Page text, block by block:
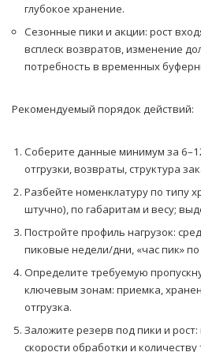
глубокое хранение.
Сезонные пики и акции: рост
всплеск возвратов, изменение
потребность в временных
Рекомендуемый порядок действий:
Соберите данные минимум за
отгрузки, возвраты, структура
Разбейте номенклатуру по типу
штучно), по габаритам и весу;
Постройте профиль нагрузок:
пиковые недели/дни, «час пик»
Определите требуемую
ключевым зонам: приемка,
отгрузка.
Заложите резерв под пики и
скорости обработки и количеству